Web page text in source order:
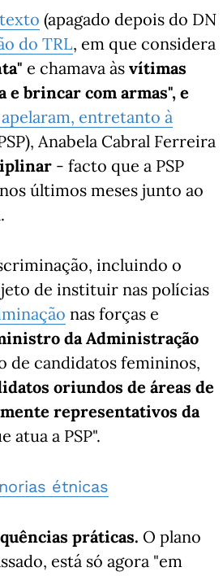
(apagado depois do DN
do TRL, em que considera
e chamava às vítimas
e brincar com armas", e
entretanto à
Anabela Cabral Ferreira
- facto que a PSP
últimos meses junto ao
incluindo o
de instituir nas polícias
nas forças e
da Administração
de candidatos femininos,
oriundos de áreas de
representativos da
atua a PSP".
étnicas
práticas. O plano
está só agora "em